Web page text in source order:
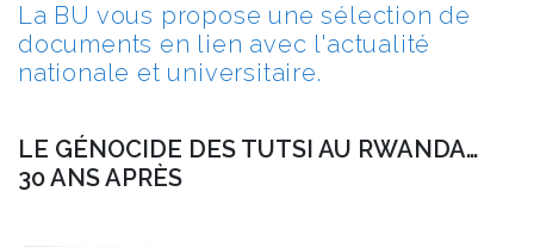
La BU vous propose une sélection de
documents en lien avec l'actualité
nationale et universitaire.
LE GÉNOCIDE DES TUTSI AU RWANDA…
30 ANS APRÈS